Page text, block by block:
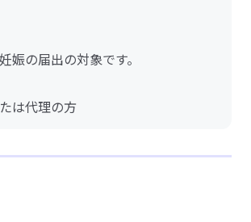
娠の届出の対象です。
は代理の方